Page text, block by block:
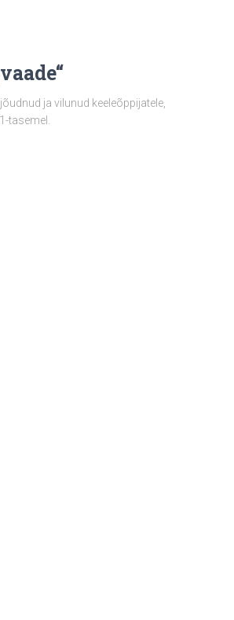
ja vilunud keeleõppijatele,
tasemel.